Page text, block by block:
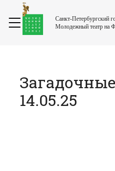
Санкт-Петербургский
Молодежный театр на
14.05.25